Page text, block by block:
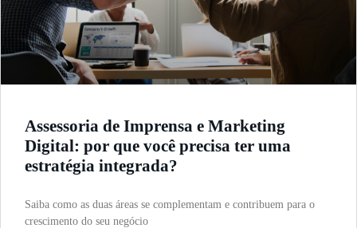
Assessoria de Imprensa e Marketing
Digital: por que você precisa ter uma
estratégia integrada?
Saiba como as duas áreas se complementam e contribuem para o
crescimento do seu negócio